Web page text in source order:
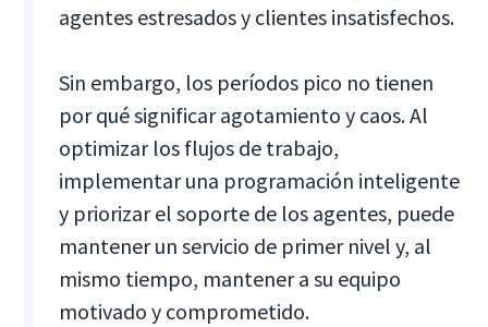
agentes estresados y clientes insatisfechos.
Sin embargo, los períodos pico no tienen
por qué significar agotamiento y caos. Al
optimizar los flujos de trabajo,
implementar una programación inteligente
y priorizar el soporte de los agentes, puede
mantener un servicio de primer nivel y, al
mismo tiempo, mantener a su equipo
motivado y comprometido.